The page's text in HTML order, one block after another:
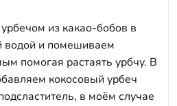
из какао-бобов в
водой и помешиваем
помогая растаять урбчу. В
кокосовый урбеч
в моём случае